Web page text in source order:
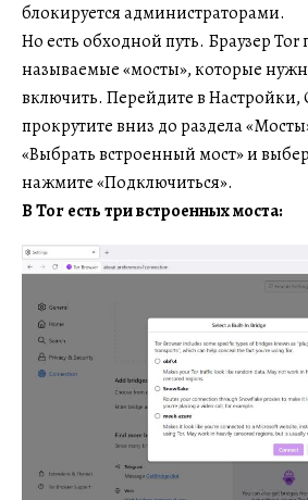
блокируется администраторами.
Но есть обходной путь. Браузер Tor
называемые «мосты», которые
включить. Перейдите в Настройки,
прокрутите вниз до раздела
«Выбрать встроенный мост» и
нажмите «Подключиться».
В Tor есть три встроенных моста: